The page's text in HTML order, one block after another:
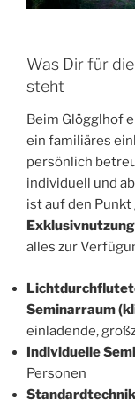
Was Dir für
steht
Beim Glögglhof
ein familiäres
persönlich
individuell und
ist auf den
Exklusivnutzung
alles zur
Seminarraum
einladende,
Individuelle
Personen